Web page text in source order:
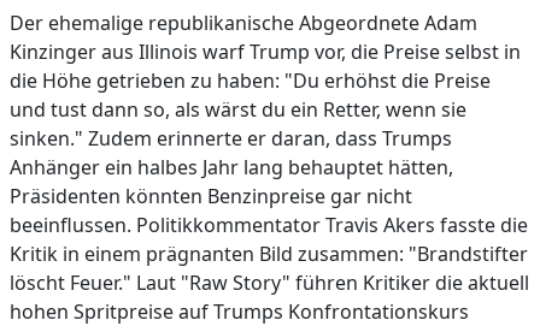
Der ehemalige republikanische Abgeordnete Adam
Kinzinger aus Illinois warf Trump vor, die Preise selbst in
die Höhe getrieben zu haben: "Du erhöhst die Preise
und tust dann so, als wärst du ein Retter, wenn sie
sinken." Zudem erinnerte er daran, dass Trumps
Anhänger ein halbes Jahr lang behauptet hätten,
Präsidenten könnten Benzinpreise gar nicht
beeinflussen. Politikkommentator Travis Akers fasste die
Kritik in einem prägnanten Bild zusammen: "Brandstifter
löscht Feuer." Laut "Raw Story" führen Kritiker die aktuell
hohen Spritpreise auf Trumps Konfrontationskurs